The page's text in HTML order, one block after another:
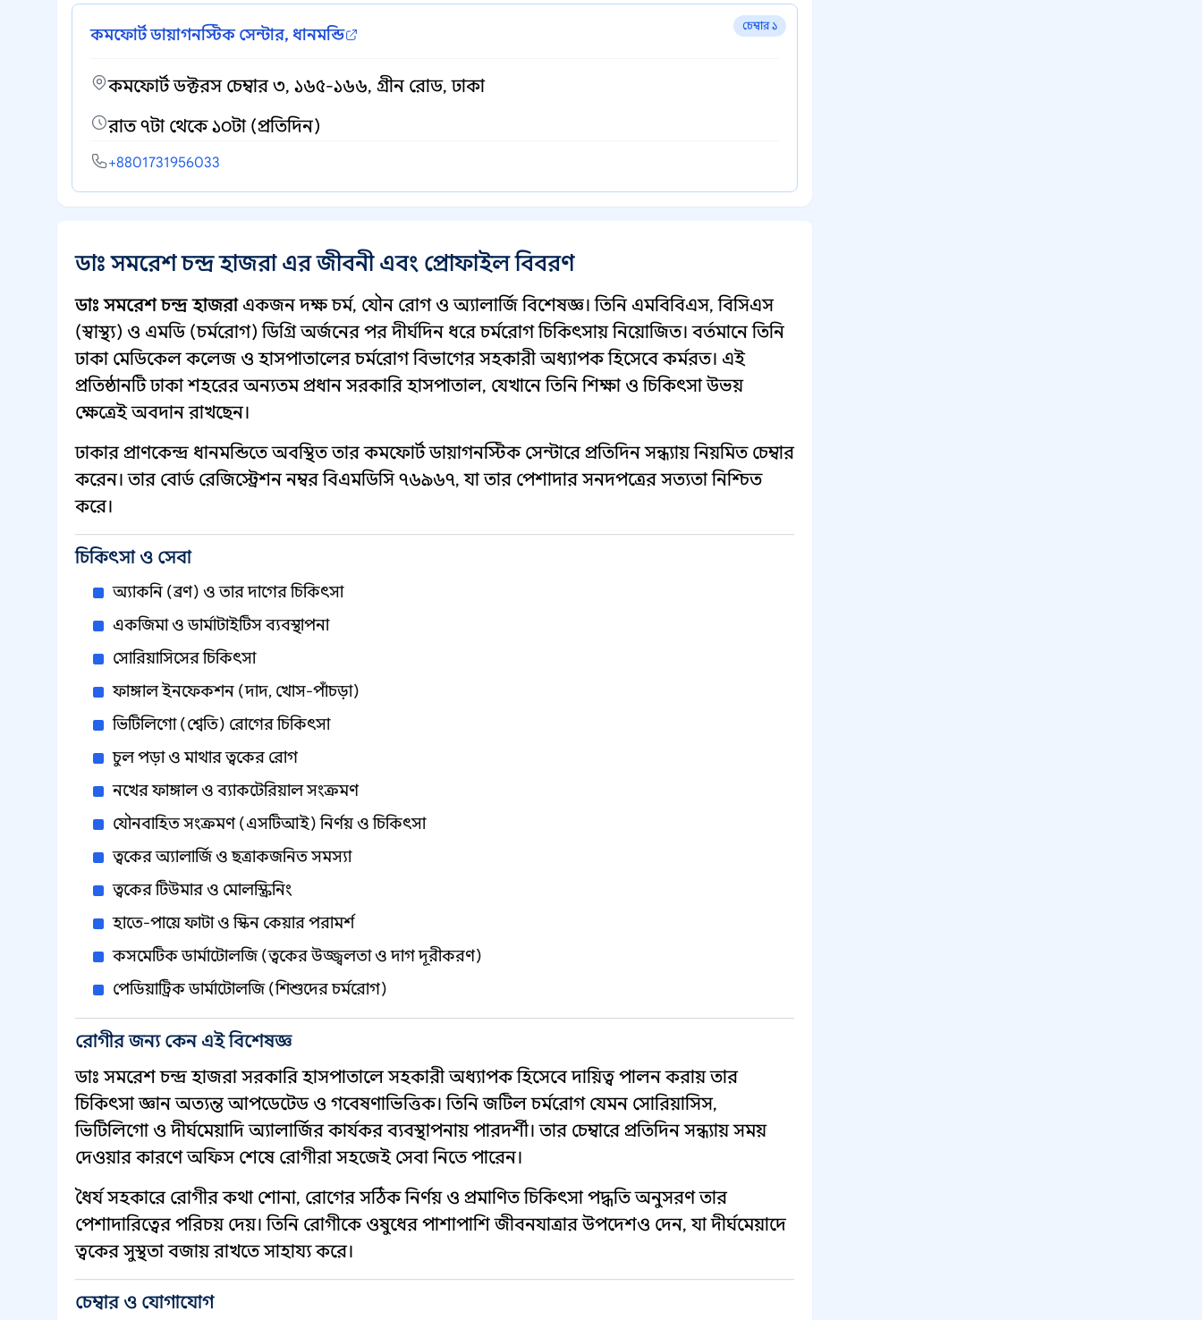
চেম্বার ১
কমফোর্ট ডায়াগনস্টিক সেন্টার, ধানমন্ডি
কমফোর্ট ডক্টরস চেম্বার ৩, ১৬৫-১৬৬, গ্রীন রোড, ঢাকা
রাত ৭টা থেকে ১০টা (প্রতিদিন)
+8801731956033
ডাঃ সমরেশ চন্দ্র হাজরা এর জীবনী এবং প্রোফাইল বিবরণ
ডাঃ সমরেশ চন্দ্র হাজরাএকজন দক্ষ চর্ম, যৌন রোগ ও অ্যালার্জি বিশেষজ্ঞ। তিনি এমবিবিএস, বিসিএস
(স্বাস্থ্য) ও এমডি (চর্মরোগ) ডিগ্রি অর্জনের পর দীর্ঘদিন ধরে চর্মরোগ চিকিৎসায় নিয়োজিত। বর্তমানে তিনি
ঢাকা মেডিকেল কলেজ ও হাসপাতালের চর্মরোগ বিভাগের সহকারী অধ্যাপক হিসেবে কর্মরত। এই
প্রতিষ্ঠানটি ঢাকা শহরের অন্যতম প্রধান সরকারি হাসপাতাল, যেখানে তিনি শিক্ষা ও চিকিৎসা উভয়
ক্ষেত্রেই অবদান রাখছেন।
ঢাকার প্রাণকেন্দ্র ধানমন্ডিতে অবস্থিত তার কমফোর্ট ডায়াগনস্টিক সেন্টারে প্রতিদিন সন্ধ্যায় নিয়মিত চেম্বার
করেন। তার বোর্ড রেজিস্ট্রেশন নম্বর বিএমডিসি ৭৬৯৬৭, যা তার পেশাদার সনদপত্রের সত্যতা নিশ্চিত
করে।
চিকিৎসা ও সেবা
অ্যাকনি (ব্রণ) ও তার দাগের চিকিৎসা
একজিমা ও ডার্মাটাইটিস ব্যবস্থাপনা
সোরিয়াসিসের চিকিৎসা
ফাঙ্গাল ইনফেকশন (দাদ, খোস-পাঁচড়া)
ভিটিলিগো (শ্বেতি) রোগের চিকিৎসা
চুল পড়া ও মাথার ত্বকের রোগ
নখের ফাঙ্গাল ও ব্যাকটেরিয়াল সংক্রমণ
যৌনবাহিত সংক্রমণ (এসটিআই) নির্ণয় ও চিকিৎসা
ত্বকের অ্যালার্জি ও ছত্রাকজনিত সমস্যা
ত্বকের টিউমার ও মোলস্ক্রিনিং
হাতে-পায়ে ফাটা ও স্কিন কেয়ার পরামর্শ
কসমেটিক ডার্মাটোলজি (ত্বকের উজ্জ্বলতা ও দাগ দূরীকরণ)
পেডিয়াট্রিক ডার্মাটোলজি (শিশুদের চর্মরোগ)
রোগীর জন্য কেন এই বিশেষজ্ঞ
ডাঃ সমরেশ চন্দ্র হাজরা সরকারি হাসপাতালে সহকারী অধ্যাপক হিসেবে দায়িত্ব পালন করায় তার
চিকিৎসা জ্ঞান অত্যন্ত আপডেটেড ও গবেষণাভিত্তিক। তিনি জটিল চর্মরোগ যেমন সোরিয়াসিস,
ভিটিলিগো ও দীর্ঘমেয়াদি অ্যালার্জির কার্যকর ব্যবস্থাপনায় পারদর্শী। তার চেম্বারে প্রতিদিন সন্ধ্যায় সময়
দেওয়ার কারণে অফিস শেষে রোগীরা সহজেই সেবা নিতে পারেন।
ধৈর্য সহকারে রোগীর কথা শোনা, রোগের সঠিক নির্ণয় ও প্রমাণিত চিকিৎসা পদ্ধতি অনুসরণ তার
পেশাদারিত্বের পরিচয় দেয়। তিনি রোগীকে ওষুধের পাশাপাশি জীবনযাত্রার উপদেশও দেন, যা দীর্ঘমেয়াদে
ত্বকের সুস্থতা বজায় রাখতে সাহায্য করে।
চেম্বার ও যোগাযোগ